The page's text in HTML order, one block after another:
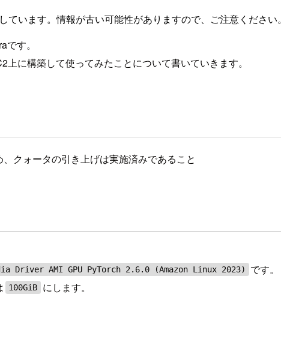
います。情報が古い可能性がありますので、ご注意ください。
す。
に構築して使ってみたことについて書いていきます。
クォータの引き上げは実施済みであること
Driver AMI GPU PyTorch 2.6.0 (Amazon Linux 2023)
です。
100GiB にします。